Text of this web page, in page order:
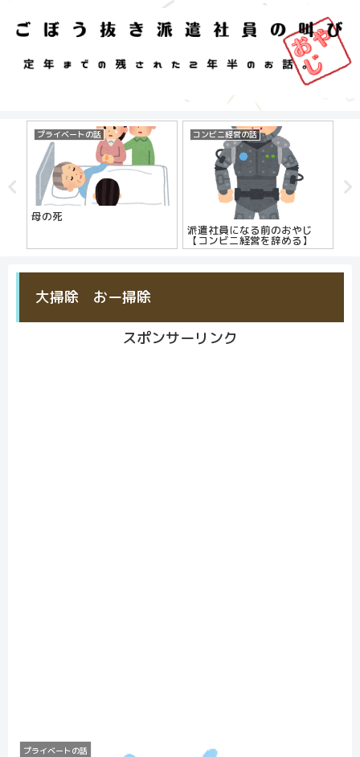
プライベートの話
母の死
コンビニ経営の話
派遣社員になる前のおやじ
【コンビニ経営を辞める】
大掃除 おー掃除
スポンサーリンク
プライベートの話